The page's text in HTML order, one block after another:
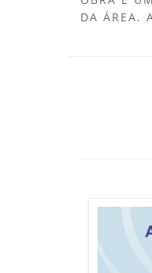
DA ÁREA.